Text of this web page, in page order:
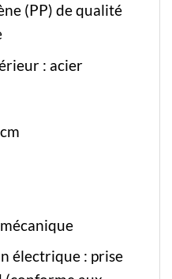
(PP) de qualité
: acier
électrique : prise